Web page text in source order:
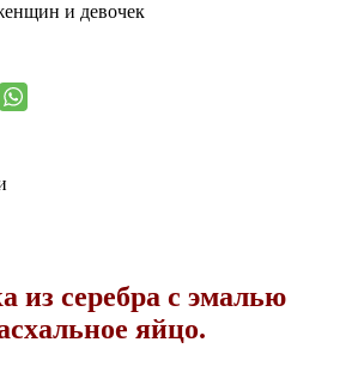
и девочек
из серебра с эмалью
яйцо.